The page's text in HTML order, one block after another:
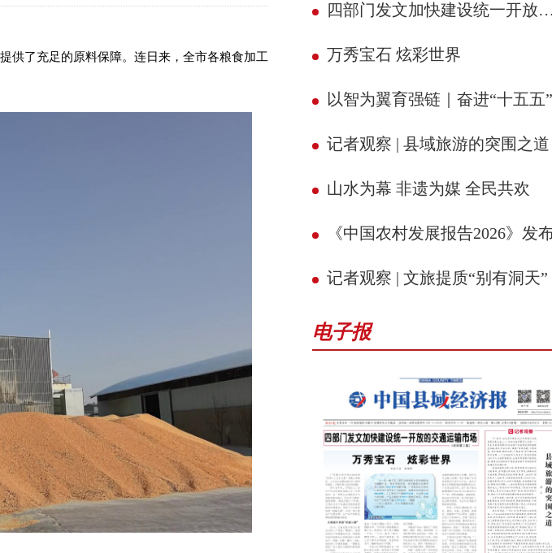
供了充足的原料保障。连日来，全市各粮食加工
四部门发文加快建设统一开放的交通运输市场
万秀宝石 炫彩世界
以智为翼育强链｜奋进“十五五” 县域新征程
记者观察 | 县域旅游的突围之道
山水为幕 非遗为媒 全民共欢
《中国农村发展报告2026》发
记者观察 | 文旅提质“别有洞天”
电子报